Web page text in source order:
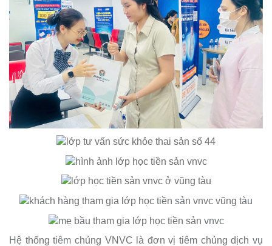
Hệ thống tiêm chủng VNVC là đơn vị tiêm chủng dịch vụ